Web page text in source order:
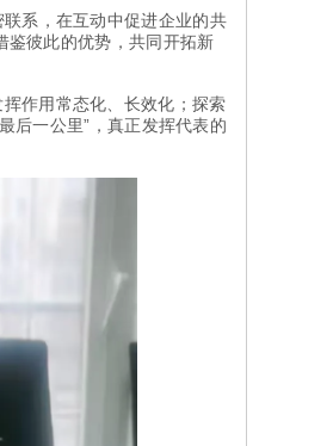
系，在互动中促进企业的共
鉴彼此的优势，共同开拓新
作用常态化、长效化；探索
后一公里”，真正发挥代表的